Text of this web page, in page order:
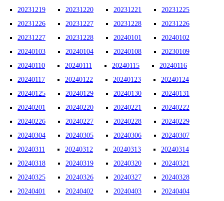
20231219
20231220 20231221
20231225
20231226
20231227 20231228
20231226
20231227
20231228 20240101
20240102
20240103
20240104 20240108
20230109
20240110
20240111 20240115
20240116
20240117
20240122 20240123
20240124
20240125
20240129 20240130
20240131
20240201
20240220 20240221
20240222
20240226
20240227 20240228
20240229
20240304
20240305 20240306
20240307
20240311
20240312 20240313
20240314
20240318
20240319 20240320
20240321
20240325
20240326 20240327
20240328
20240401
20240402 20240403
20240404